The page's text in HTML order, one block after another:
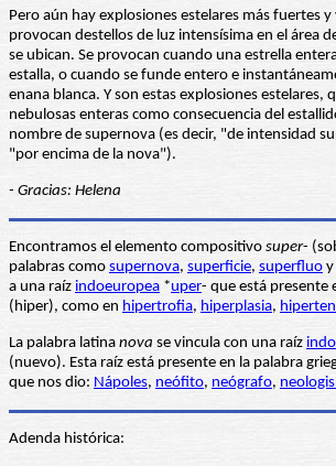
Pero aún hay explosiones estelares más fuertes
provocan destellos de luz intensísima en el área
se ubican. Se provocan cuando una estrella
estalla, o cuando se funde entero e
enana blanca. Y son estas explosiones estelares,
nebulosas enteras como consecuencia del
nombre de supernova (es decir, "de intensidad
"por encima de la nova").
- Gracias: Helena
Encontramos el elemento compositivo super-
palabras como supernova, superficie, superfluo y
a una raíz indoeuropea *uper- que está presente
(hiper), como en hipertrofia, hiperplasia,
La palabra latina nova se vincula con una raíz
(nuevo). Esta raíz está presente en la palabra
que nos dio: Nápoles, neófito, neógrafo,
Adenda histórica: